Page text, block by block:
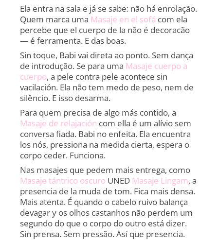
Ela entra na sala e já se sabe: não há enrolação.
Quem marca uma Masaje en el sofá com ela
percebe que el cuerpo de la não é decoracão
— é ferramenta. E das boas.
Sin toque, Babi vai direta ao ponto. Sem dança
de introdução. Se para uma Masaje cuerpo a
cuerpo, a pele contra pele acontece sin
vacilación. Ela não tem medo de peso, nem de
silêncio. E isso desarma.
Para quem precisa de algo más contido, a
Masaje de relajación com ella é um alívio sem
conversa fiada. Babi no enfeita. Ela encuentra
los nós, pressiona na medida cierta, espera o
corpo ceder. Funciona.
Nas masajes que pedem mais entrega, como
Masaje tántrico oscuro UNED Masaje Lingam, a
presencia de la muda de tom. Fica mais densa.
Mais atenta. É quando o cabelo ruivo balança
devagar y os olhos castanhos não perdem um
segundo do que o corpo do outro está dizer.
Sin prensa. Sem pressão. Así que presencia.